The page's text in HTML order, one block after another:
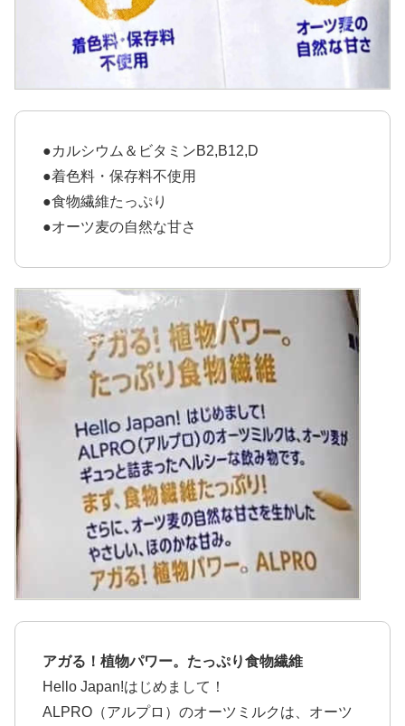
●カルシウム＆ビタミンB2,B12,D
●着色料・保存料不使用
●食物繊維たっぷり
●オーツ麦の自然な甘さ
アガる！植物パワー。たっぷり食物繊維
Hello Japan!はじめまして！
ALPRO（アルプロ）のオーツミルクは、オーツ